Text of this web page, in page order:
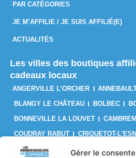
Gérer le
PAR CATÉGORIES
JE M’AFFILIE / JE SUIS AFFILIÉ(E)
ACTUALITÉS
Les villes des boutiques
cadeaux locaux
ANGERVILLE L’ORCHER
BLANGY LE CHÂTEAU
BOLBEC
BONNEVILLE LA LOUVET
COUDRAY RABUT
CRIQUETOT-
FÉCAMP
FIRFOL GAINNEVILLE